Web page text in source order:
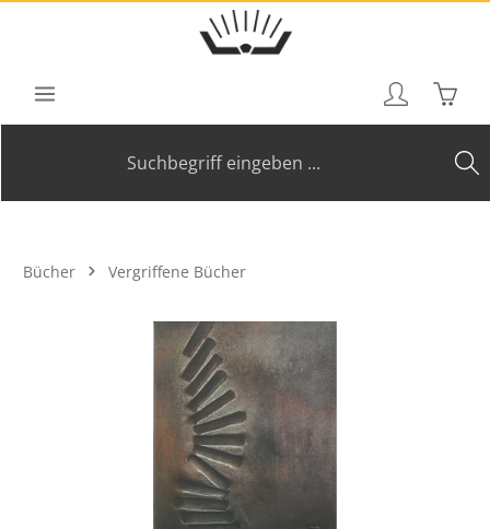
Zum Hauptinhalt springen
Bücher Vergriffene Bücher
Bildergalerie überspringen